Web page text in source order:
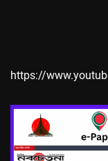
https://